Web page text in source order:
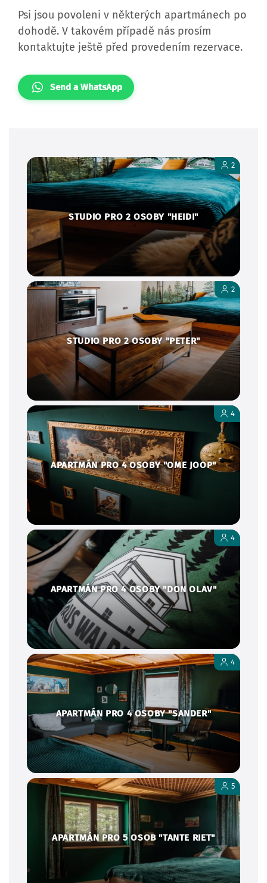
dohodě. V takovém případě nás prosím
kontaktujte ještě před provedením rezervace.
STUDIO PRO 2 OSOBY "HEIDI"
STUDIO PRO 2 OSOBY "PETER"
APARTMÁN PRO 4 OSOBY "OME JOOP"
APARTMÁN PRO 4 OSOBY "DON OLAV"
APARTMÁN PRO 4 OSOBY "SANDER"
APARTMÁN PRO 5 OSOB "TANTE RIET"